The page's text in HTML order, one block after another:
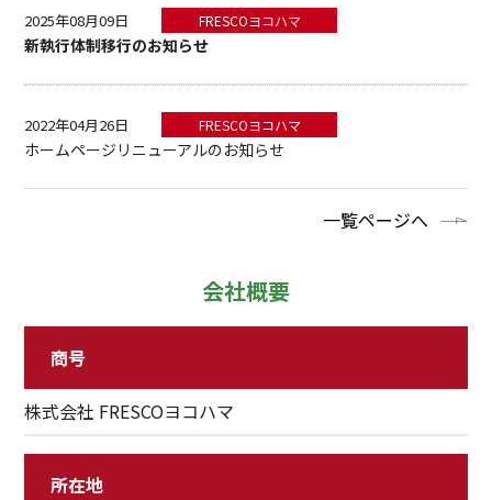
2025年08月09日 FRESCOヨコハマ
新執行体制移行のお知らせ
2022年04月26日 FRESCOヨコハマ
ホームページリニューアルのお知らせ
一覧ページへ
会社概要
商号
株式会社 FRESCOヨコハマ
所在地